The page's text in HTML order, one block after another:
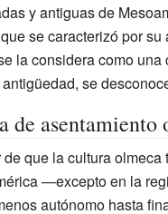
y antiguas de
se caracterizó por
la considera como
se
de asentamiento
de que la cultura
—excepto en la
autónomo hasta